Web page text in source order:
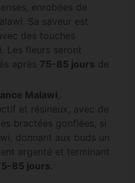
enrobées de
Sa saveur est
des touches
Les fleurs seront
après 75-85 jours de
Malawi,
et résineux, avec de
bractées gonflées, si
donnant aux buds un
argenté et terminant
85 jours.